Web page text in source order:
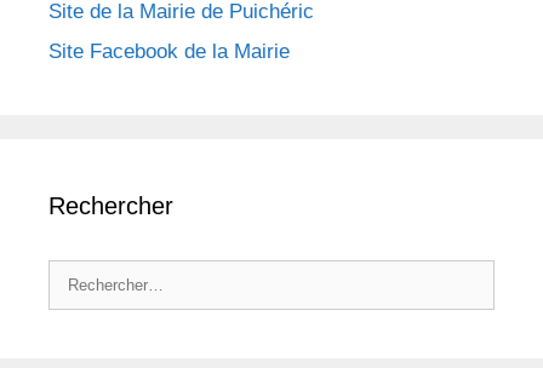
Site de la Mairie de Puichéric
Site Facebook de la Mairie
Rechercher
Rechercher :